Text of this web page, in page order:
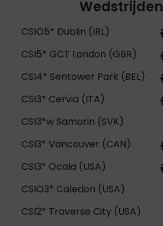
Wedstrijden
CSIO5* Dublin (IRL)
CSI5* GCT London (GBR)
CSI4* Sentower Park (BEL)
CSI3* Cervia (ITA)
CSI3*w Samorin (SVK)
CSI3* Vancouver (CAN)
CSI3* Ocala (USA)
CSIO3* Caledon (USA)
CSI2* Traverse City (USA)